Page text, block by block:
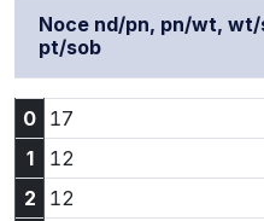
Noce nd/pn, pn/wt,
pt/sob
0 17
1
12
2
12